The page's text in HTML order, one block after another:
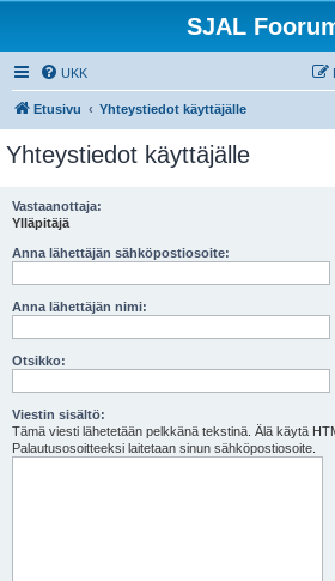
SJAL
UKK
Etusivu Yhteystiedot käyttäjälle
Yhteystiedot käyttäjälle
Vastaanottaja:
Ylläpitäjä
Anna lähettäjän sähköpostiosoite:
Anna lähettäjän nimi:
Otsikko:
Viestin sisältö:
Tämä viesti lähetetään pelkkänä tekstinä. Älä käytä
Palautusosoitteeksi laitetaan sinun sähköpostiosoite.